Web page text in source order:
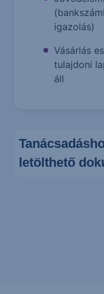
igazolás)
Vásárlás
tulajdoni
áll
letölthető